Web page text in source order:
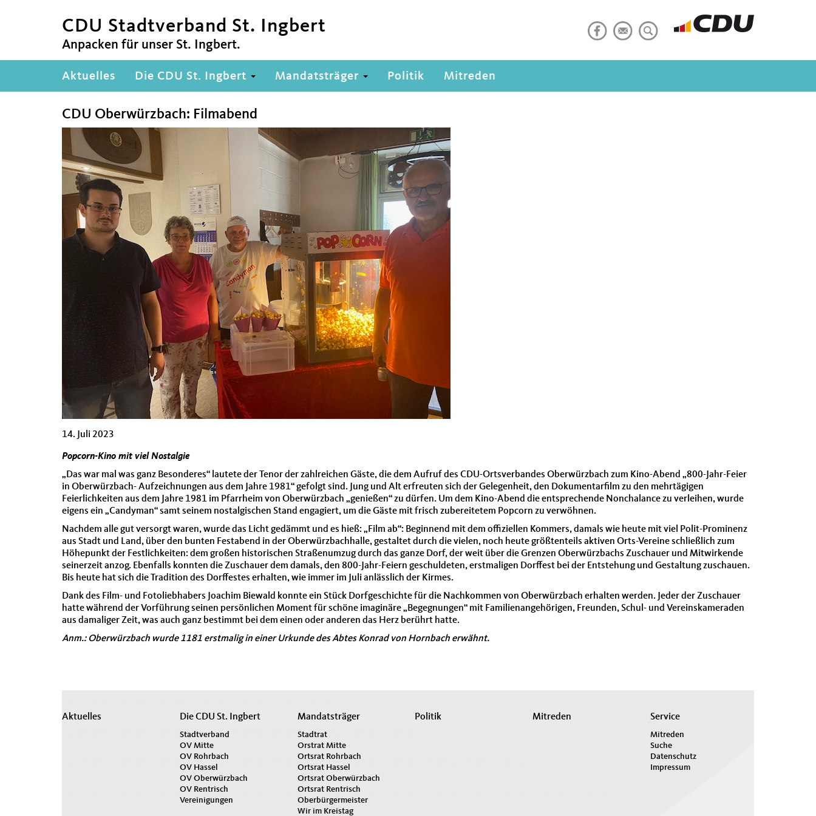
CDU Stadtverband St. Ingbert
Anpacken für unser St. Ingbert.
Hauptnavigation
Aktuelles Die CDU St. Ingbert Mandatsträger Politik Mitreden
CDU Oberwürzbach: Filmabend
14. Juli 2023
Popcorn-Kino mit viel Nostalgie
„Das war mal was ganz Besonderes“ lautete der Tenor der zahlreichen Gäste, die dem Aufruf des CDU-Ortsverbandes Oberwürzbach zum Kino-Abend „800-Jahr-Feier
in Oberwürzbach- Aufzeichnungen aus dem Jahre 1981“ gefolgt sind. Jung und Alt erfreuten sich der Gelegenheit, den Dokumentarfilm zu den mehrtägigen
Feierlichkeiten aus dem Jahre 1981 im Pfarrheim von Oberwürzbach „genießen“ zu dürfen. Um dem Kino-Abend die entsprechende Nonchalance zu verleihen, wurde
eigens ein „Candyman“ samt seinem nostalgischen Stand engagiert, um die Gäste mit frisch zubereitetem Popcorn zu verwöhnen.
Nachdem alle gut versorgt waren, wurde das Licht gedämmt und es hieß: „Film ab“: Beginnend mit dem offiziellen Kommers, damals wie heute mit viel Polit-Prominenz
aus Stadt und Land, über den bunten Festabend in der Oberwürzbachhalle, gestaltet durch die vielen, noch heute größtenteils aktiven Orts-Vereine schließlich zum
Höhepunkt der Festlichkeiten: dem großen historischen Straßenumzug durch das ganze Dorf, der weit über die Grenzen Oberwürzbachs Zuschauer und Mitwirkende
seinerzeit anzog. Ebenfalls konnten die Zuschauer dem damals, den 800-Jahr-Feiern geschuldeten, erstmaligen Dorffest bei der Entstehung und Gestaltung zuschauen.
Bis heute hat sich die Tradition des Dorffestes erhalten, wie immer im Juli anlässlich der Kirmes.
Dank des Film- und Fotoliebhabers Joachim Biewald konnte ein Stück Dorfgeschichte für die Nachkommen von Oberwürzbach erhalten werden. Jeder der Zuschauer
hatte während der Vorführung seinen persönlichen Moment für schöne imaginäre „Begegnungen“ mit Familienangehörigen, Freunden, Schul- und Vereinskameraden
aus damaliger Zeit, was auch ganz bestimmt bei dem einen oder anderen das Herz berührt hatte.
Anm.: Oberwürzbach wurde 1181 erstmalig in einer Urkunde des Abtes Konrad von Hornbach erwähnt.
Seitenübersicht
Aktuelles Die CDU St. Ingbert
Stadtverband
OV Mitte
OV Rohrbach
OV Hassel
OV Oberwürzbach
OV Rentrisch
Vereinigungen
Mandatsträger
Stadtrat
Orstrat Mitte
Ortsrat Rohrbach
Ortsrat Hassel
Ortsrat Oberwürzbach
Ortsrat Rentrisch
Oberbürgermeister
Wir im Kreistag
Politik Mitreden Service
Mitreden
Suche
Datenschutz
Impressum